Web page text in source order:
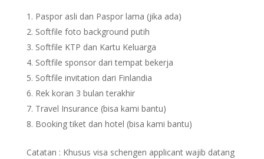
Paspor asli dan Paspor lama (jika ada)
Softfile foto background putih
Softfile KTP dan Kartu Keluarga
Softfile sponsor dari tempat bekerja
Softfile invitation dari Finlandia
Rek koran 3 bulan terakhir
Travel Insurance (bisa kami bantu)
Booking tiket dan hotel (bisa kami bantu)
Catatan : Khusus visa schengen applicant wajib datang